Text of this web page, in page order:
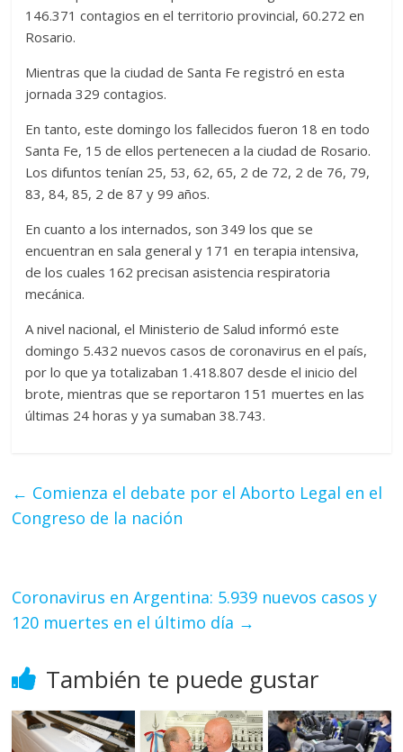
146.371 contagios en el territorio provincial, 60.272 en
Rosario.
Mientras que la ciudad de Santa Fe registró en esta
jornada 329 contagios.
En tanto, este domingo los fallecidos fueron 18 en todo
Santa Fe, 15 de ellos pertenecen a la ciudad de Rosario.
Los difuntos tenían 25, 53, 62, 65, 2 de 72, 2 de 76, 79,
83, 84, 85, 2 de 87 y 99 años.
En cuanto a los internados, son 349 los que se
encuentran en sala general y 171 en terapia intensiva,
de los cuales 162 precisan asistencia respiratoria
mecánica.
A nivel nacional, el Ministerio de Salud informó este
domingo 5.432 nuevos casos de coronavirus en el país,
por lo que ya totalizaban 1.418.807 desde el inicio del
brote, mientras que se reportaron 151 muertes en las
últimas 24 horas y ya sumaban 38.743.
← Comienza el debate por el Aborto Legal en el
Congreso de la nación
Coronavirus en Argentina: 5.939 nuevos casos y
120 muertes en el último día →
También te puede gustar